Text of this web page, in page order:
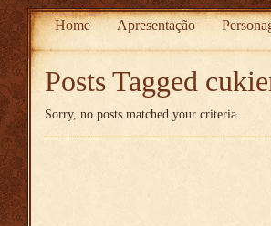
Home Apresentação
Posts Tagged
Sorry, no posts matched your criteria.